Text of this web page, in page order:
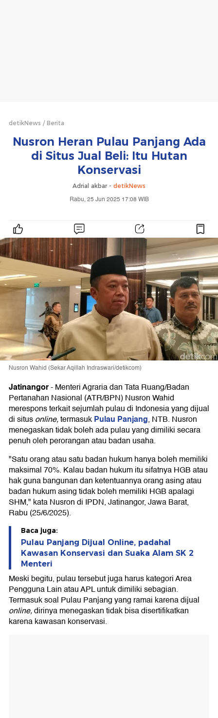
detikNews Berita
Nusron Heran Pulau Panjang Ada
di Situs Jual Beli: Itu Hutan
Konservasi
Adrial akbar - detikNews
Rabu, 25 Jun 2025 17:08 WIB
Nusron Wahid (Sekar Aqillah Indraswari/detikcom)
Jatinangor-Menteri Agraria dan Tata Ruang/Badan
Pertanahan Nasional (ATR/BPN) Nusron Wahid
merespons terkait sejumlah pulau di Indonesia yang dijual
di situsonline,termasukPulau Panjang, NTB. Nusron
menegaskan tidak boleh ada pulau yang dimiliki secara
penuh oleh perorangan atau badan usaha.
"Satu orang atau satu badan hukum hanya boleh memiliki
maksimal 70%. Kalau badan hukum itu sifatnya HGB atau
hak guna bangunan dan ketentuannya orang asing atau
badan hukum asing tidak boleh memiliki HGB apalagi
SHM," kata Nusron di IPDN, Jatinangor, Jawa Barat,
Rabu (25/6/2025).
Baca juga:
Pulau Panjang Dijual Online, padahal
Kawasan Konservasi dan Suaka Alam SK 2
Menteri
Meski begitu, pulau tersebut juga harus kategori Area
Pengguna Lain atau APL untuk dimiliki sebagian.
Termasuk soal Pulau Panjang yang ramai karena dijual
online,dirinya menegaskan tidak bisa disertifikatkan
karena kawasan konservasi.